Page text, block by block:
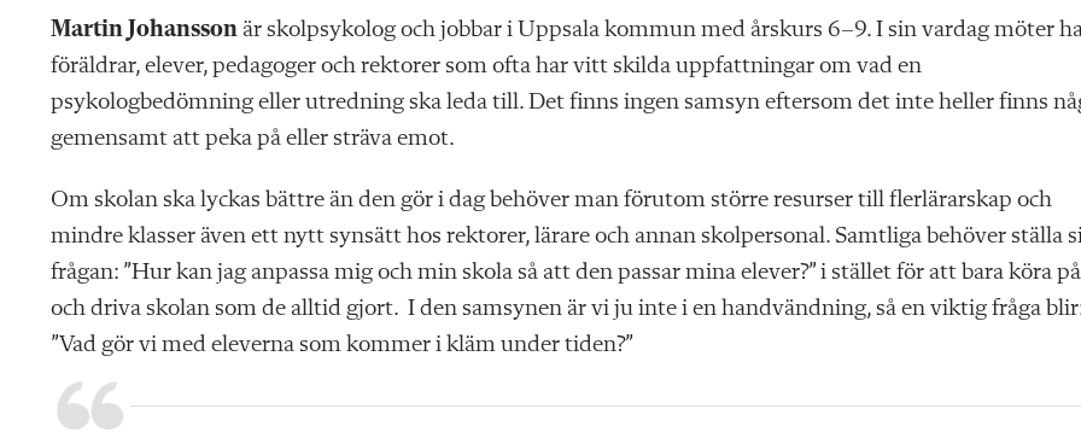
Martin Johansson är skolpsykolog och jobbar i Uppsala kommun med årskurs 6–9. I sin vardag möter
föräldrar, elever, pedagoger och rektorer som ofta har vitt skilda uppfattningar om vad en
psykologbedömning eller utredning ska leda till. Det finns ingen samsyn eftersom det inte heller finns
gemensamt att peka på eller sträva emot.
Om skolan ska lyckas bättre än den gör i dag behöver man förutom större resurser till flerlärarskap och
mindre klasser även ett nytt synsätt hos rektorer, lärare och annan skolpersonal. Samtliga behöver ställa
frågan: ”Hur kan jag anpassa mig och min skola så att den passar mina elever?” i stället för att bara köra på
och driva skolan som de alltid gjort. I den samsynen är vi ju inte i en handvändning, så en viktig fråga
”Vad gör vi med eleverna som kommer i kläm under tiden?”